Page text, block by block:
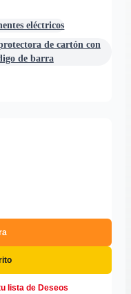
eléctricos
de cartón con
de barra
lista de Deseos